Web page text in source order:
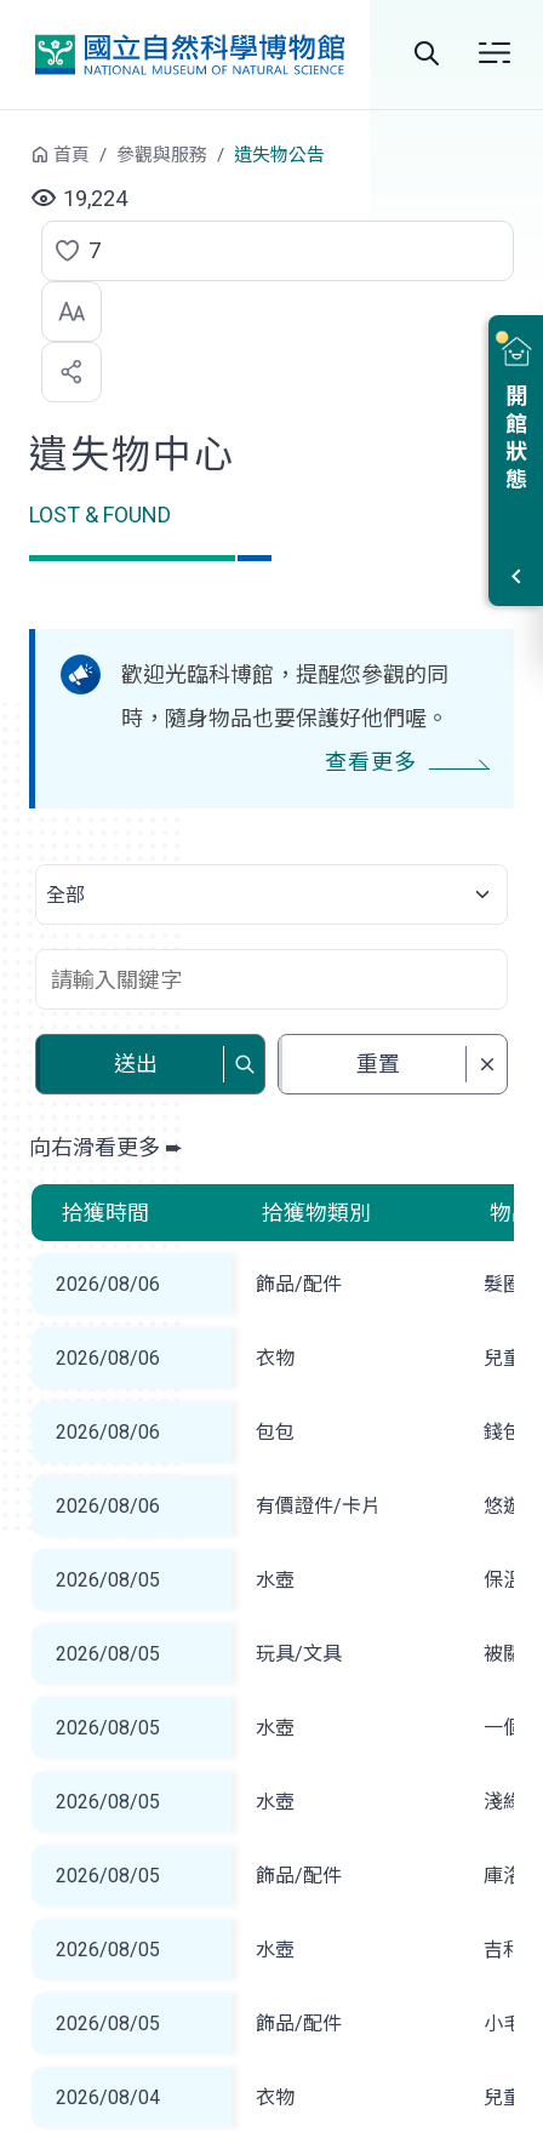
尋
開館狀態
首頁 參觀與服務 遺失物公告
19,224
點
選
喜
歡
7
遺失物中心
LOST & FOUND
歡迎光臨科博館，提醒您參觀的同
時，隨身物品也要保護好他們喔。
查看更多
選擇類別
查詢關鍵字
送出 重置
拾獲時間 拾獲物類別 物品
2026/08/06 飾品/配件 髮圈
2026/08/06 衣物 兒童
2026/08/06 包包 錢包
2026/08/06 有價證件/卡片 悠遊卡
2026/08/05 水壺 保溫瓶
2026/08/05 玩具/文具 被關
2026/08/05 水壺 一個
2026/08/05 水壺 淺綠
2026/08/05 飾品/配件 庫洛敏
2026/08/05 水壺 吉利
2026/08/05 飾品/配件 小毛巾
2026/08/04 衣物 兒童